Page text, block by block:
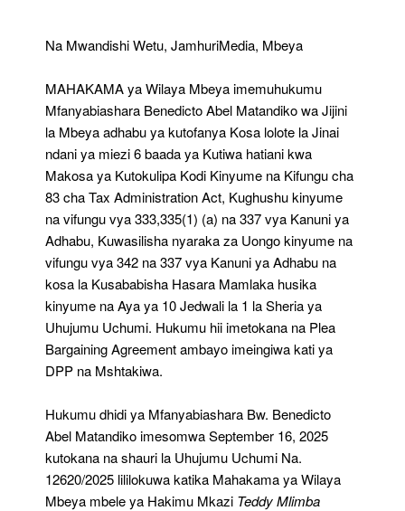
TRA
Na Mwandishi Wetu, JamhuriMedia, Mbeya
MAHAKAMA ya Wilaya Mbeya imemuhukumu
Mfanyabiashara Benedicto Abel Matandiko wa Jijini
la Mbeya adhabu ya kutofanya Kosa lolote la Jinai
ndani ya miezi 6 baada ya Kutiwa hatiani kwa
Makosa ya Kutokulipa Kodi Kinyume na Kifungu cha
83 cha Tax Administration Act, Kughushu kinyume
na vifungu vya 333,335(1) (a) na 337 vya Kanuni ya
Adhabu, Kuwasilisha nyaraka za Uongo kinyume na
vifungu vya 342 na 337 vya Kanuni ya Adhabu na
kosa la Kusababisha Hasara Mamlaka husika
kinyume na Aya ya 10 Jedwali la 1 la Sheria ya
Uhujumu Uchumi. Hukumu hii imetokana na Plea
Bargaining Agreement ambayo imeingiwa kati ya
DPP na Mshtakiwa.
Hukumu dhidi ya Mfanyabiashara Bw. Benedicto
Abel Matandiko imesomwa September 16, 2025
kutokana na shauri la Uhujumu Uchumi Na.
12620/2025 lililokuwa katika Mahakama ya Wilaya
Mbeya mbele ya Hakimu Mkazi Teddy Mlimba